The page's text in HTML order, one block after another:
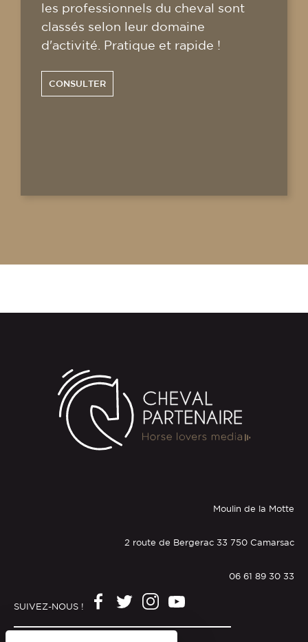
les professionnels du cheval sont
classés selon leur domaine
d'activité. Pratique et rapide !
CONSULTER
Moulin de la Motte
2 route de Bergerac 33 750 Camarsac
06 61 89 30 33
SUIVEZ-NOUS !